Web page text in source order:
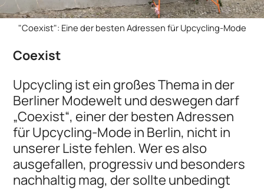
"Coexist": Eine der besten Adressen für Upcycling-Mode
Coexist
Upcycling ist ein großes Thema in der
Berliner Modewelt und deswegen darf
„Coexist“, einer der besten Adressen
für Upcycling-Mode in Berlin, nicht in
unserer Liste fehlen. Wer es also
ausgefallen, progressiv und besonders
nachhaltig mag, der sollte unbedingt